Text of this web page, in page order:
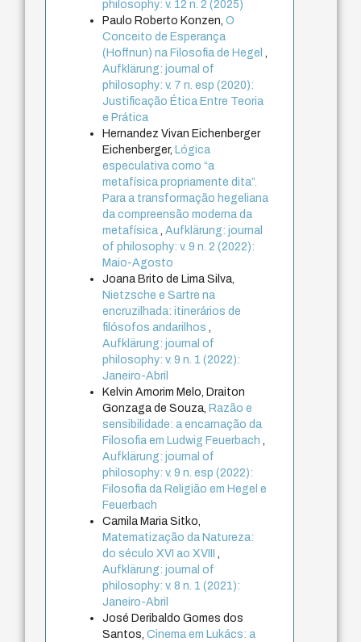
philosophy: v. 12 n. 2 (2025)
Paulo Roberto Konzen,O
Conceito de Esperança
(Hoffnun) na Filosofia de Hegel,
Aufklärung: journal of
philosophy: v. 7 n. esp (2020):
Justificação Ética Entre Teoria
e Prática
Hernandez Vivan Eichenberger
Eichenberger, Lógica
especulativa como “a
metafísica propriamente dita”.
Para a transformação hegeliana
da compreensão moderna da
metafísica,Aufklärung: journal
of philosophy: v. 9 n. 2 (2022):
Maio-Agosto
Joana Brito de Lima Silva,
Nietzsche e Sartre na
encruzilhada: itinerários de
filósofos andarilhos,
Aufklärung: journal of
philosophy: v. 9 n. 1 (2022):
Janeiro-Abril
Kelvin Amorim Melo, Draiton
Gonzaga de Souza, Razão e
sensibilidade: a encarnação da
Filosofia em Ludwig Feuerbach,
Aufklärung: journal of
philosophy: v. 9 n. esp (2022):
Filosofia da Religião em Hegel e
Feuerbach
Camila Maria Sitko,
Matematização da Natureza:
do século XVI ao XVIII,
Aufklärung: journal of
philosophy: v. 8 n. 1 (2021):
Janeiro-Abril
José Deribaldo Gomes dos
Santos,Cinema em Lukács: a